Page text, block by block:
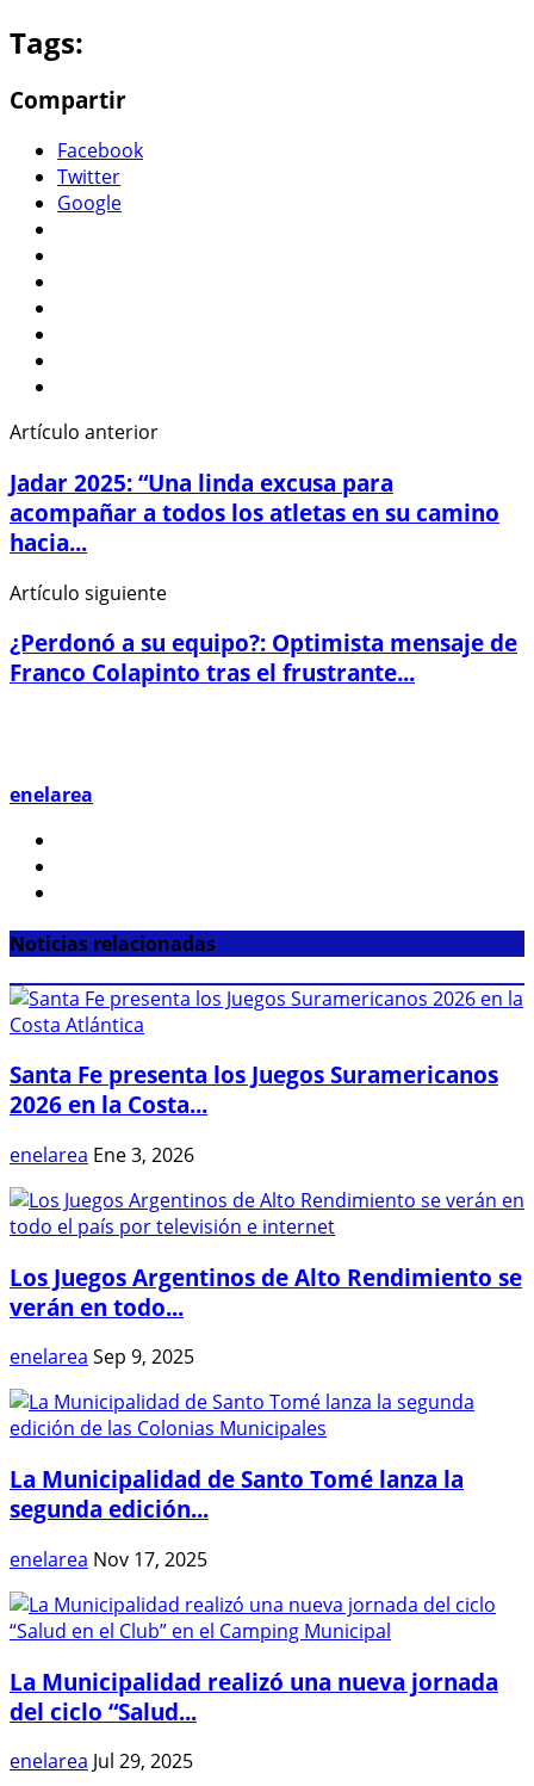
Tags:
Compartir
Facebook
Twitter
Google
Artículo anterior
Jadar 2025: “Una linda excusa para
acompañar a todos los atletas en su camino
hacia...
Artículo siguiente
¿Perdonó a su equipo?: Optimista mensaje de
Franco Colapinto tras el frustrante...
enelarea
Noticias relacionadas
Santa Fe presenta los Juegos Suramericanos
2026 en la Costa...
enelarea Ene 3, 2026
Los Juegos Argentinos de Alto Rendimiento se
verán en todo...
enelarea Sep 9, 2025
La Municipalidad de Santo Tomé lanza la
segunda edición...
enelarea Nov 17, 2025
La Municipalidad realizó una nueva jornada
del ciclo “Salud...
enelarea Jul 29, 2025